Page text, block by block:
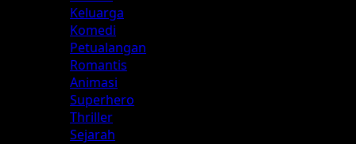
Keluarga
Komedi
Petualangan
Romantis
Animasi
Superhero
Thriller
Sejarah